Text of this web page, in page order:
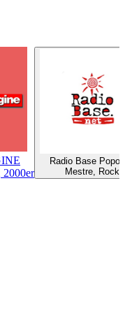
2000er
Radio Base
Mestre, Rock